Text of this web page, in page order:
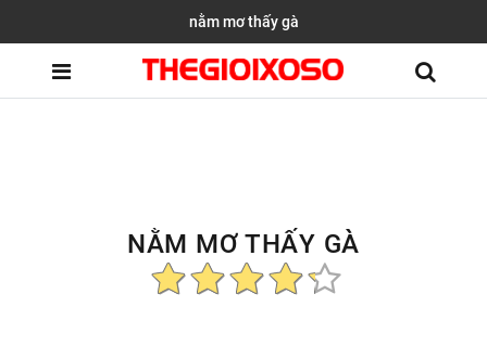
nằm mơ thấy gà
NẰM MƠ THẤY GÀ